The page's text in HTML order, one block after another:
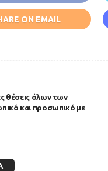
ON EMAIL
θέσεις όλων των
και προσωπικό με